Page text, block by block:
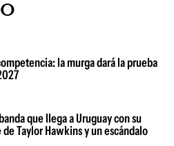
la murga dará la prueba
que llega a Uruguay con su
Taylor Hawkins y un escándalo